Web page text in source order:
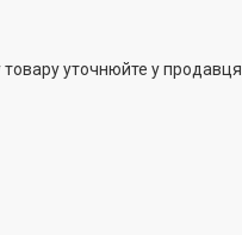
товару уточнюйте у продавця.